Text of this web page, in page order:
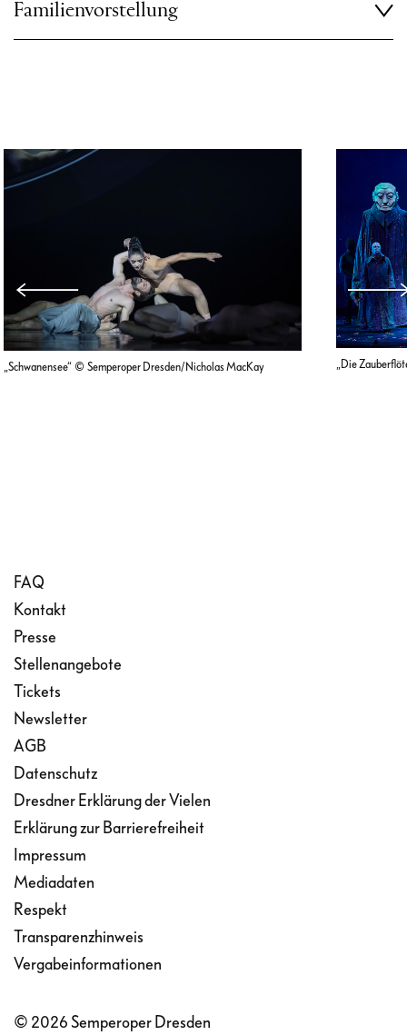
Familienvorstellung
„Schwanensee“ © Semperoper Dresden/Nicholas MacKay „Die
FAQ
Kontakt
Presse
Stellenangebote
Tickets
Newsletter
AGB
Datenschutz
Dresdner Erklärung der Vielen
Erklärung zur Barrierefreiheit
Impressum
Mediadaten
Respekt
Transparenzhinweis
Vergabeinformationen
© 2026 Semperoper Dresden